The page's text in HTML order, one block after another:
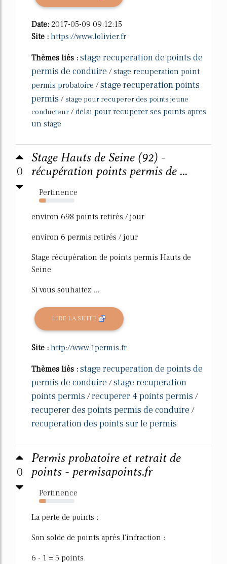
Date: 2017-05-09 09:12:15
Site : https://www.lolivier.fr
Thèmes liés : stage recuperation de points de
permis de conduire /stage recuperation point
permis probatoire /stage recuperation points
permis /stage pour recuperer des points jeune
conducteur /delai pour recuperer ses points apres
un stage
0
Stage Hauts de Seine (92) -
récupération points permis de ...
Pertinence
19%
environ 698 points retirés / jour
environ 6 permis retirés / jour
Stage récupération de points permis Hauts de
Seine
Si vous souhaitez ...
LIRE LA SUITE
Site : http://www.1permis.fr
Thèmes liés : stage recuperation de points de
permis de conduire /stage recuperation
points permis /recuperer 4 points permis /
recuperer des points permis de conduire /
recuperation des points sur le permis
0
Permis probatoire et retrait de
points - permisapoints.fr
Pertinence
19%
La perte de points :
Son solde de points après l'infraction :
6 - 1 = 5 points.